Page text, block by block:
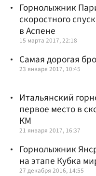
Горнолыжник
скоростного
в Аспене
15 марта 2017, 22:18
Самая дорогая
23 января 2017, 10:45
Итальянский
первое место в
КМ
21 января 2017, 16:37
Горнолыжник
на этапе Кубка
27 декабря 2016, 14:55